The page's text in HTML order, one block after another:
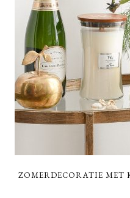
ZOMERDECORATIE MET